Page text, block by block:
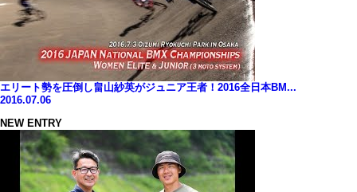
エリート勢を圧倒し畠山紗英がジュニア王者！2016全日本BM...
2016.07.06
NEW ENTRY